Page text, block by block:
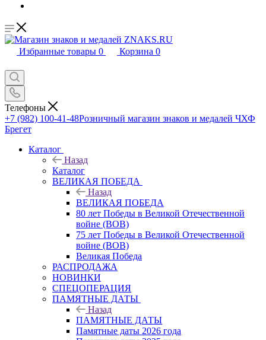
Избранные товары 0 Корзина 0
Телефоны
+7 (982) 100-41-48Розничный магазин знаков и медалей ЧХФ
Брегет
Каталог
Назад
Каталог
ВЕЛИКАЯ ПОБЕДА
Назад
ВЕЛИКАЯ ПОБЕДА
80 лет Победы в Великой Отечественной
войне (ВОВ)
75 лет Победы в Великой Отечественной
войне (ВОВ)
Великая Победа
РАСПРОДАЖА
НОВИНКИ
СПЕЦОПЕРАЦИЯ
ПАМЯТНЫЕ ДАТЫ
Назад
ПАМЯТНЫЕ ДАТЫ
Памятные даты 2026 года